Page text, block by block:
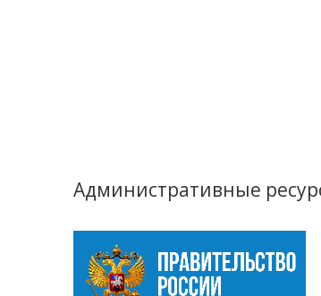
Административные